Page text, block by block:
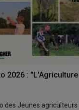
2026 :
des Jeunes